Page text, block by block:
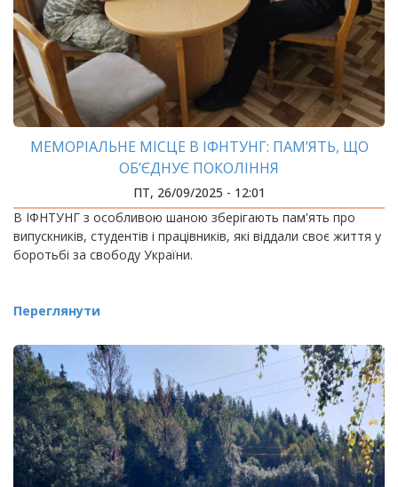
МЕМОРІАЛЬНЕ МІСЦЕ В ІФНТУНГ: ПАМ’ЯТЬ, ЩО
ОБ’ЄДНУЄ ПОКОЛІННЯ
ПТ, 26/09/2025 - 12:01
В ІФНТУНГ з особливою шаною зберігають пам'ять про
випускників, студентів і працівників, які віддали своє життя у
боротьбі за свободу України.
Переглянути